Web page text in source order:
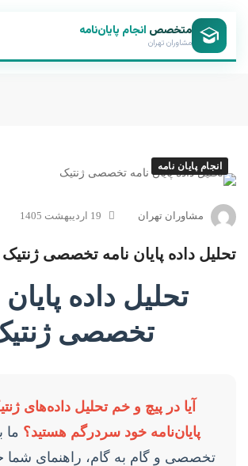
متخصص انجام پایان‌نامه
مشاوران تهران
انجام پایان نامه
مشاوران تهران 19 اردیبهشت 1405
تحلیل داده پایان نامه تخصصی ژنتیک
تحلیل داده پایان
تخصصی
آیا در پیچ و خم تحلیل داده‌های
پایان‌نامه خود سردرگم هستید؟ ما
تخصصی و گام به گام، راهنمای شما